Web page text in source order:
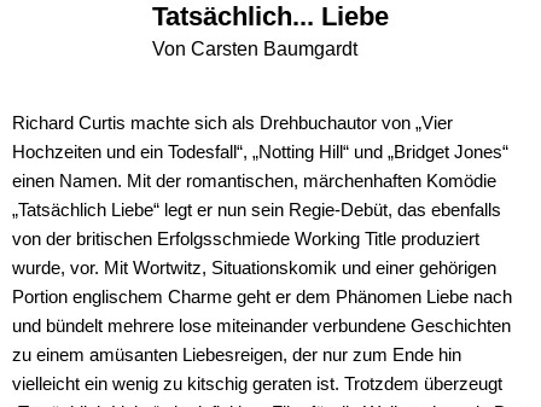
Tatsächlich... Liebe
Von Carsten Baumgardt
Richard Curtis machte sich als Drehbuchautor von „Vier
Hochzeiten und ein Todesfall“, „Notting Hill“ und „Bridget Jones“
einen Namen. Mit der romantischen, märchenhaften Komödie
„Tatsächlich Liebe“ legt er nun sein Regie-Debüt, das ebenfalls
von der britischen Erfolgsschmiede Working Title produziert
wurde, vor. Mit Wortwitz, Situationskomik und einer gehörigen
Portion englischem Charme geht er dem Phänomen Liebe nach
und bündelt mehrere lose miteinander verbundene Geschichten
zu einem amüsanten Liebesreigen, der nur zum Ende hin
vielleicht ein wenig zu kitschig geraten ist. Trotzdem überzeugt